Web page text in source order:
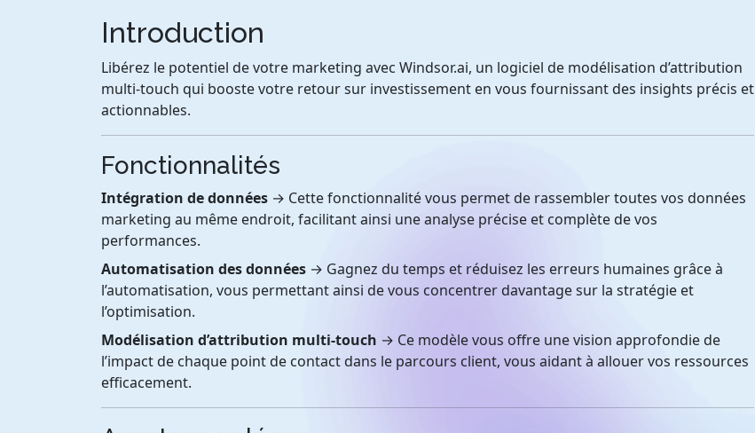
Introduction
Libérez le potentiel de votre marketing avec Windsor.ai, un logiciel de modélisation d’attribution
multi-touch qui booste votre retour sur investissement en vous fournissant des insights précis et
actionnables.
Fonctionnalités
Intégration de données → Cette fonctionnalité vous permet de rassembler toutes vos données
marketing au même endroit, facilitant ainsi une analyse précise et complète de vos
performances.
Automatisation des données → Gagnez du temps et réduisez les erreurs humaines grâce à
l’automatisation, vous permettant ainsi de vous concentrer davantage sur la stratégie et
l’optimisation.
Modélisation d’attribution multi-touch → Ce modèle vous offre une vision approfondie de
l’impact de chaque point de contact dans le parcours client, vous aidant à allouer vos ressources
efficacement.